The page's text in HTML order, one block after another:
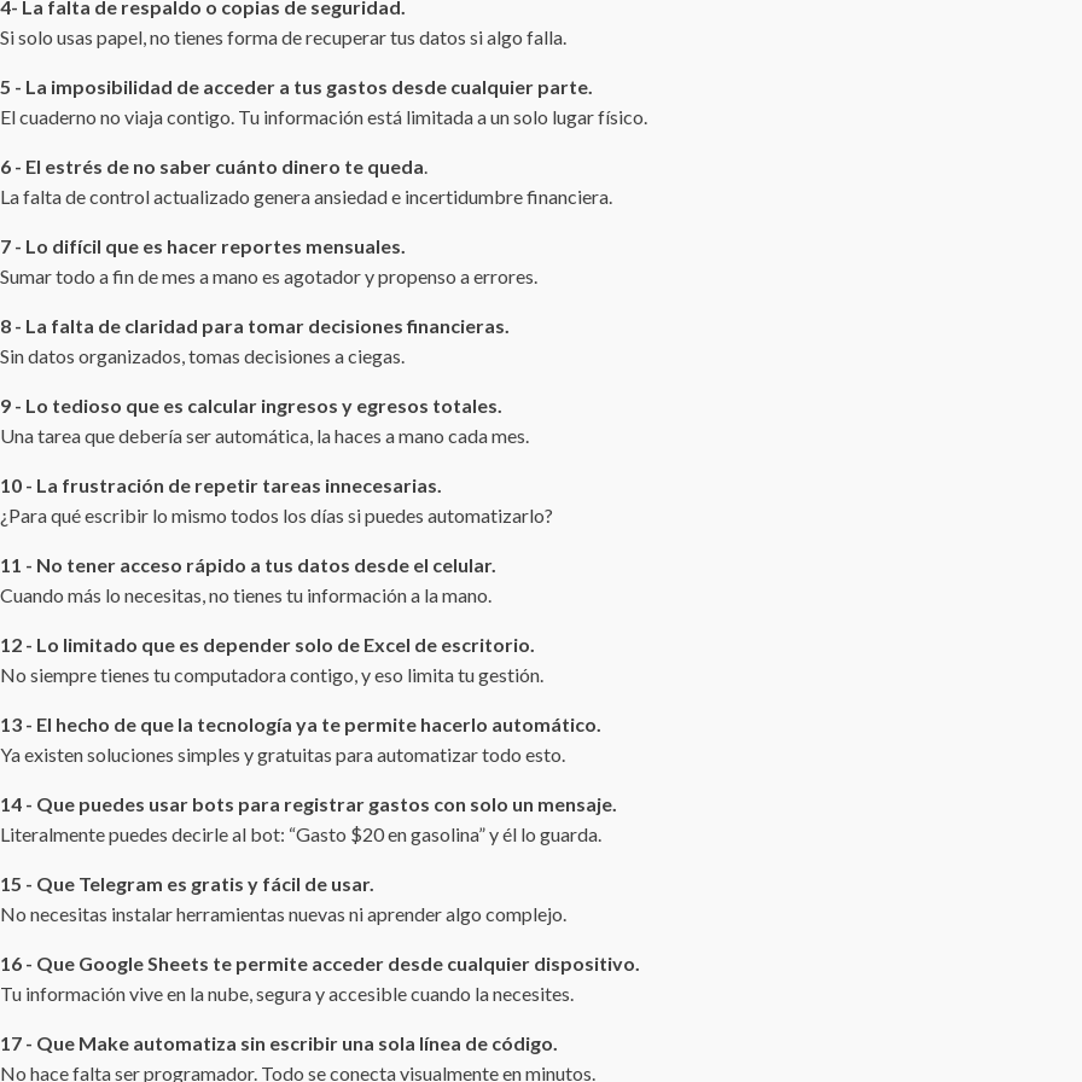
4- La falta de respaldo o copias de seguridad.
Si solo usas papel, no tienes forma de recuperar tus datos si algo falla.
5 - La imposibilidad de acceder a tus gastos desde cualquier parte.
El cuaderno no viaja contigo. Tu información está limitada a un solo lugar físico.
6 - El estrés de no saber cuánto dinero te queda.
La falta de control actualizado genera ansiedad e incertidumbre financiera.
7 - Lo difícil que es hacer reportes mensuales.
Sumar todo a fin de mes a mano es agotador y propenso a errores.
8 - La falta de claridad para tomar decisiones financieras.
Sin datos organizados, tomas decisiones a ciegas.
9 - Lo tedioso que es calcular ingresos y egresos totales.
Una tarea que debería ser automática, la haces a mano cada mes.
10 - La frustración de repetir tareas innecesarias.
¿Para qué escribir lo mismo todos los días si puedes automatizarlo?
11 - No tener acceso rápido a tus datos desde el celular.
Cuando más lo necesitas, no tienes tu información a la mano.
12 - Lo limitado que es depender solo de Excel de escritorio.
No siempre tienes tu computadora contigo, y eso limita tu gestión.
13 - El hecho de que la tecnología ya te permite hacerlo automático.
Ya existen soluciones simples y gratuitas para automatizar todo esto.
14 - Que puedes usar bots para registrar gastos con solo un mensaje.
Literalmente puedes decirle al bot: “Gasto $20 en gasolina” y él lo guarda.
15 - Que Telegram es gratis y fácil de usar.
No necesitas instalar herramientas nuevas ni aprender algo complejo.
16 - Que Google Sheets te permite acceder desde cualquier dispositivo.
Tu información vive en la nube, segura y accesible cuando la necesites.
17 - Que Make automatiza sin escribir una sola línea de código.
No hace falta ser programador. Todo se conecta visualmente en minutos.